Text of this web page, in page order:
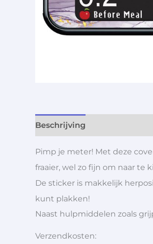
Beschrijving
Pimp je meter! Met deze
fraaier, wel zo fijn om naar te
De sticker is makkelijk
kunt plakken!
Naast hulpmiddelen zoals
Verzendkosten: